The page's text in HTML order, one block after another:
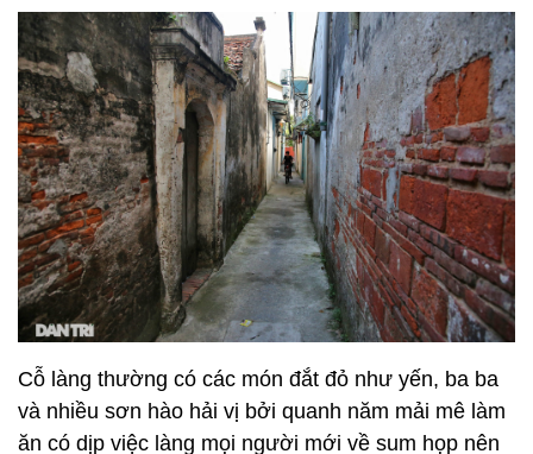
Cỗ làng thường có các món đắt đỏ như yến, ba ba
và nhiều sơn hào hải vị bởi quanh năm mải mê làm
ăn có dịp việc làng mọi người mới về sum họp nên